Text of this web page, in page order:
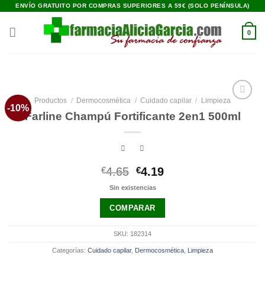
Saltar
contenido
ENVÍO GRATUITO POR COMPRAS SUPERIORES A 59€ (SOLO PENÍNSULA)
0
-10%
a la
Productos / Dermocosmética / Cuidado capilar / Limpieza
Farline Champú Fortificante 2en1 500ml
€4.65 El
precio
era:
€4.65.
€4.19El
€4.19.
Sin existencias
COMPARAR
SKU: 182314
Categorías: Cuidado capilar, Dermocosmética Limpieza